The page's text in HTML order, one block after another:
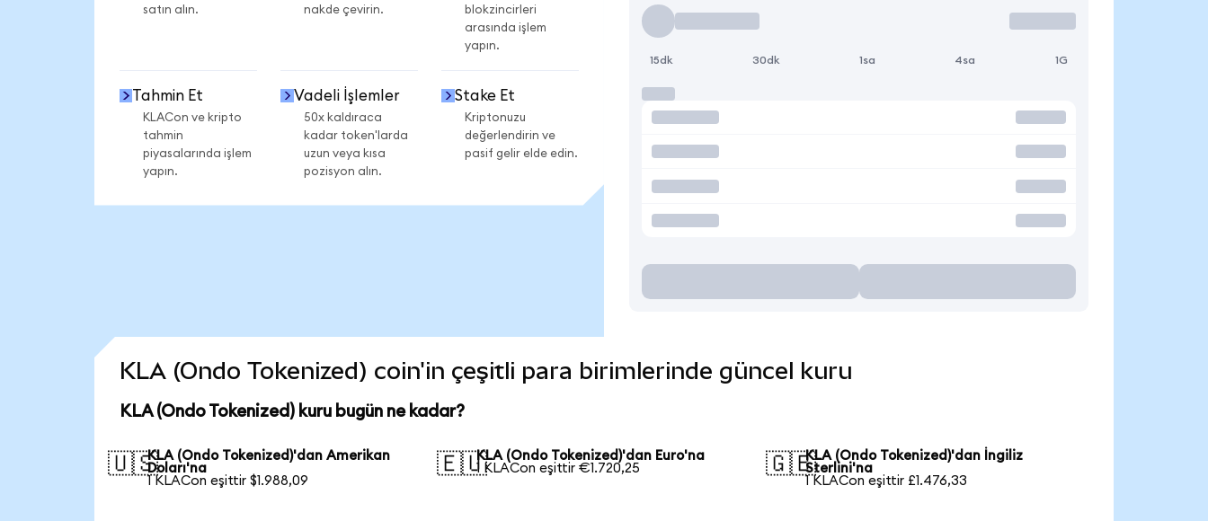
satın alın.
nakde çevirin.
blokzincirleri
arasında işlem
yapın.
Tahmin Et
KLACon ve kripto
tahmin
piyasalarında işlem
yapın.
Vadeli İşlemler
50x kaldıraca
kadar token'larda
uzun veya kısa
pozisyon alın.
Stake Et
Kriptonuzu
değerlendirin ve
pasif gelir elde edin.
15dk 30dk 1sa 4sa 1G
KLA (Ondo Tokenized) coin'in çeşitli para birimlerinde güncel kuru
KLA (Ondo Tokenized) kuru bugün ne kadar?
🇺🇸KLA (Ondo Tokenized)'dan Amerikan
Doları'na
1 KLACon eşittir $1.988,09
🇪🇺KLA (Ondo Tokenized)'dan Euro'na
1 KLACon eşittir €1.720,25
🇬🇧KLA (Ondo Tokenized)'dan İngiliz
Sterlini'na
1 KLACon eşittir £1.476,33